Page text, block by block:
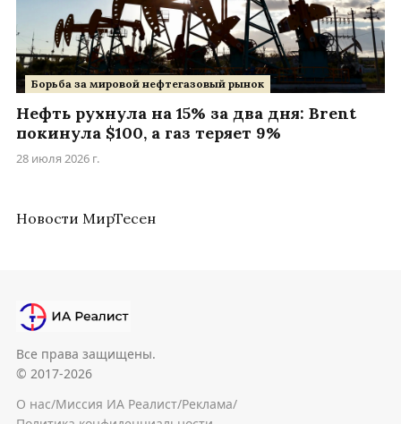
Борьба за мировой нефтегазовый рынок
Нефть рухнула на 15% за два дня: Brent
покинула $100, а газ теряет 9%
28 июля 2026 г.
Новости МирТесен
Все права защищены.
© 2017-2026
О нас/Миссия ИА Реалист/Реклама/